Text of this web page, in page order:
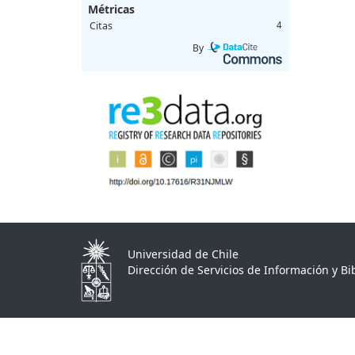
Métricas
Citas 4
By
Universidad de Chile
Dirección de Servicios de Información y